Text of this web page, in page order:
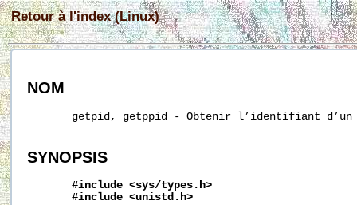
Retour à l'index (Linux)
NOM
getpid, getppid - Obtenir l’identifiant d’un
SYNOPSIS
#include <sys/types.h>
#include <unistd.h>